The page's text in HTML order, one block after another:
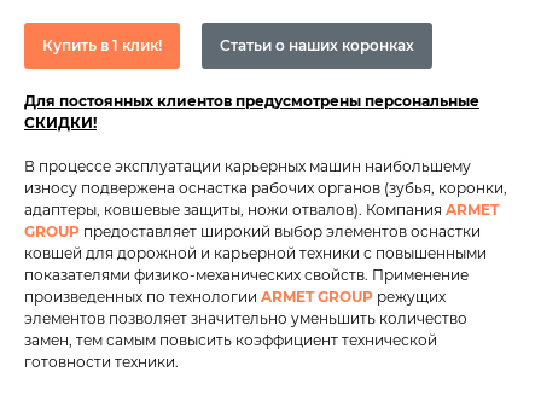
Купить в 1 клик! Статьи о наших коронках
Для постоянных клиентов предусмотрены персональные
СКИДКИ!
В процессе эксплуатации карьерных машин наибольшему
износу подвержена оснастка рабочих органов (зубья, коронки,
адаптеры, ковшевые защиты, ножи отвалов). Компания ARMET
GROUP предоставляет широкий выбор элементов оснастки
ковшей для дорожной и карьерной техники с повышенными
показателями физико-механических свойств. Применение
произведенных по технологии ARMET GROUP режущих
элементов позволяет значительно уменьшить количество
замен, тем самым повысить коэффициент технической
готовности техники.